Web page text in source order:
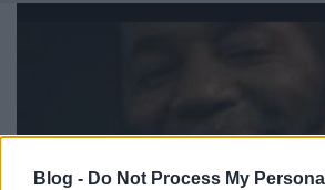
Blog - Do Not Process My